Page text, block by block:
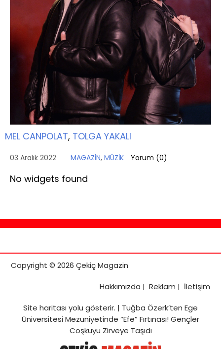
MEL CANPOLAT, TOLGA YAKALI
03 Aralık 2022 MAGAZİN, MÜZİK Yorum (0)
No widgets found
Copyright © 2026 Çekiç Magazin
Hakkımızda | Reklam | İletişim
Site haritasıyolu gösterir. | Tuğba Özerk’ten Ege
Üniversitesi Mezuniyetinde “Efe” Fırtınası! Gençler
Coşkuyu Zirveye Taşıdı